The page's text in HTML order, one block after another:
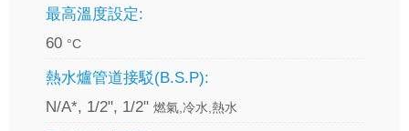
最高溫度設定:
60 °C
熱水爐管道接駁(B.S.P):
N/A*, 1/2", 1/2" 燃氣,冷水,熱水